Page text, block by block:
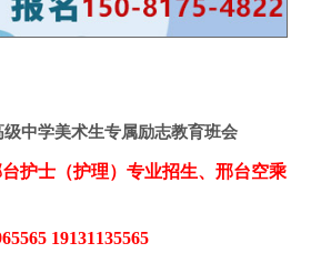
中学美术生专属励志教育班会
护士（护理）专业招生、邢台空乘
19131135565